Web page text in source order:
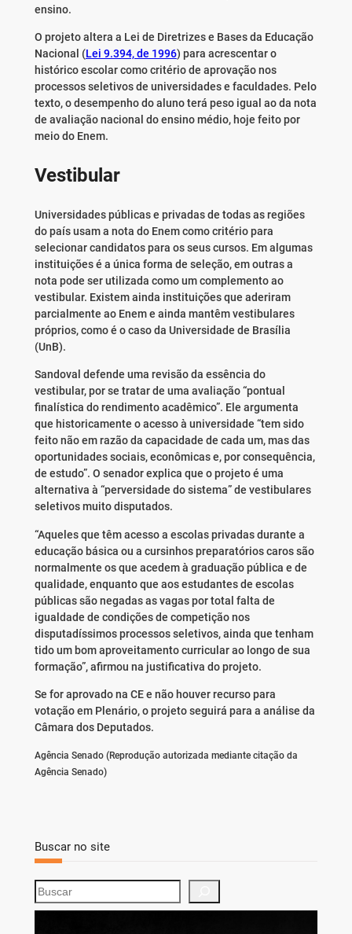
ensino.
O projeto altera a Lei de Diretrizes e Bases da Educação
Nacional (Lei 9.394, de 1996) para acrescentar o
histórico escolar como critério de aprovação nos
processos seletivos de universidades e faculdades. Pelo
texto, o desempenho do aluno terá peso igual ao da nota
de avaliação nacional do ensino médio, hoje feito por
meio do Enem.
Vestibular
Universidades públicas e privadas de todas as regiões
do país usam a nota do Enem como critério para
selecionar candidatos para os seus cursos. Em algumas
instituições é a única forma de seleção, em outras a
nota pode ser utilizada como um complemento ao
vestibular. Existem ainda instituições que aderiram
parcialmente ao Enem e ainda mantêm vestibulares
próprios, como é o caso da Universidade de Brasília
(UnB).
Sandoval defende uma revisão da essência do
vestibular, por se tratar de uma avaliação “pontual
finalística do rendimento acadêmico”. Ele argumenta
que historicamente o acesso à universidade “tem sido
feito não em razão da capacidade de cada um, mas das
oportunidades sociais, econômicas e, por consequência,
de estudo”. O senador explica que o projeto é uma
alternativa à “perversidade do sistema” de vestibulares
seletivos muito disputados.
“Aqueles que têm acesso a escolas privadas durante a
educação básica ou a cursinhos preparatórios caros são
normalmente os que acedem à graduação pública e de
qualidade, enquanto que aos estudantes de escolas
públicas são negadas as vagas por total falta de
igualdade de condições de competição nos
disputadíssimos processos seletivos, ainda que tenham
tido um bom aproveitamento curricular ao longo de sua
formação”, afirmou na justificativa do projeto.
Se for aprovado na CE e não houver recurso para
votação em Plenário, o projeto seguirá para a análise da
Câmara dos Deputados.
Agência Senado (Reprodução autorizada mediante citação da
Agência Senado)
Buscar no site
S
e